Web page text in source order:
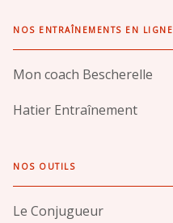
NOS ENTRAÎNEMENTS EN LIGNE
Mon coach Bescherelle
Hatier Entraînement
NOS OUTILS
Le Conjugueur